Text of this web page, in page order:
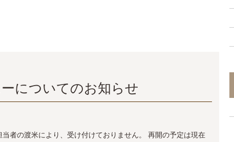
についてのお知らせ
者の渡米により、受け付けておりません。 再開の予定は現在